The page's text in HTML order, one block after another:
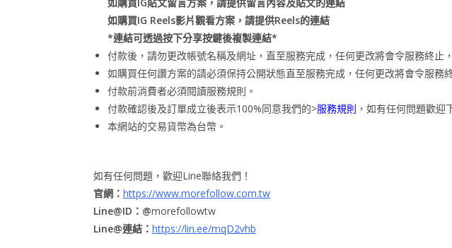
如購買IG Reels影片觀看方案，請提供Reels的連結
*連結可透過按下分享按鍵後複製連結*
付款後，請勿更改帳號名稱及網址，直至服務完成，任何更改將會令服務終止
如購買任何讚方案的請必須保持公開狀態直至服務完成，任何更改將會令服務
付款前消費者必須閱讀服務規則。
付款確認後及訂單成立後表示100%同意我們的>服務規則 ，如有任何問題歡迎
本網站的交易貨幣為台幣。
如有任何問題，歡迎Line聯絡我們！
官網： https://www.morefollow.com.tw
Line@ID：@morefollowtw
Line@連結： https://lin.ee/mqD2vhb